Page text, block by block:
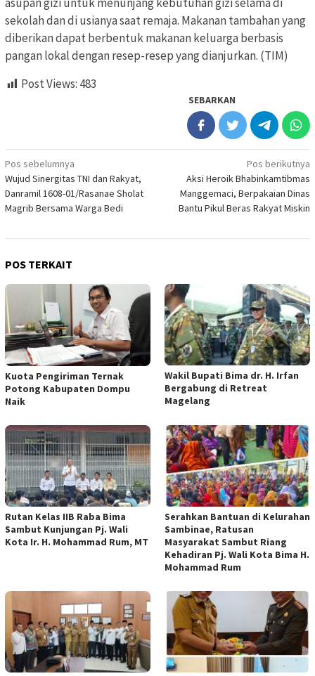
sekolah dan di usianya saat remaja. Makanan tambahan yang
diberikan dapat berbentuk makanan keluarga berbasis
pangan lokal dengan resep-resep yang dianjurkan. (TIM)
Post Views: 483
SEBARKAN
Navigasi
pos
Pos sebelumnya
Wujud Sinergitas TNI dan Rakyat,
Danramil 1608-01/Rasanae Sholat
Magrib Bersama Warga Bedi
Pos berikutnya
Aksi Heroik Bhabinkamtibmas
Manggemaci, Berpakaian Dinas
Bantu Pikul Beras Rakyat Miskin
POS TERKAIT
Kuota Pengiriman Ternak
Potong Kabupaten Dompu
Naik
Wakil Bupati Bima dr. H. Irfan
Bergabung di Retreat
Magelang
Rutan Kelas IIB Raba Bima
Sambut Kunjungan Pj. Wali
Kota Ir. H. Mohammad Rum, MT
Serahkan Bantuan di Kelurahan
Sambinae, Ratusan
Masyarakat Sambut Riang
Kehadiran Pj. Wali Kota Bima H.
Mohammad Rum